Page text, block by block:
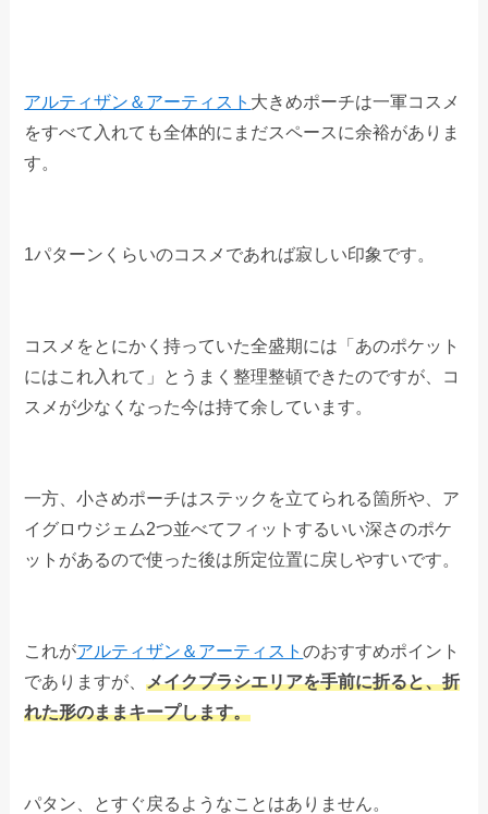
アルティザン＆アーティスト 大きめポーチは一軍コスメ
をすべて入れても全体的にまだスペースに余裕がありま
す。
1パターンくらいのコスメであれば寂しい印象です。
コスメをとにかく持っていた全盛期には「あのポケット
にはこれ入れて」とうまく整理整頓できたのですが、コ
スメが少なくなった今は持て余しています。
一方、小さめポーチはステックを立てられる箇所や、ア
イグロウジェム2つ並べてフィットするいい深さのポケ
ットがあるので使った後は所定位置に戻しやすいです。
これがアルティザン＆アーティストのおすすめポイント
でありますが、メイクブラシエリアを手前に折ると、折
れた形のままキープします。
パタン、とすぐ戻るようなことはありません。